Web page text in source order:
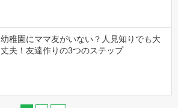
幼稚園にママ友がいない？人見知りでも大
丈夫！友達作りの3つのステップ